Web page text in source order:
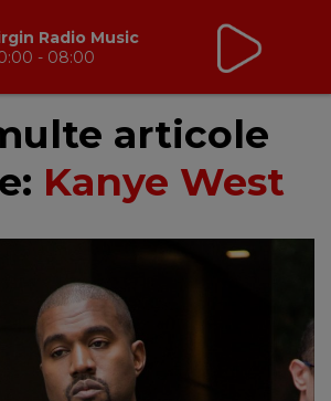
Radio Music
- 08:00
articole
Kanye West